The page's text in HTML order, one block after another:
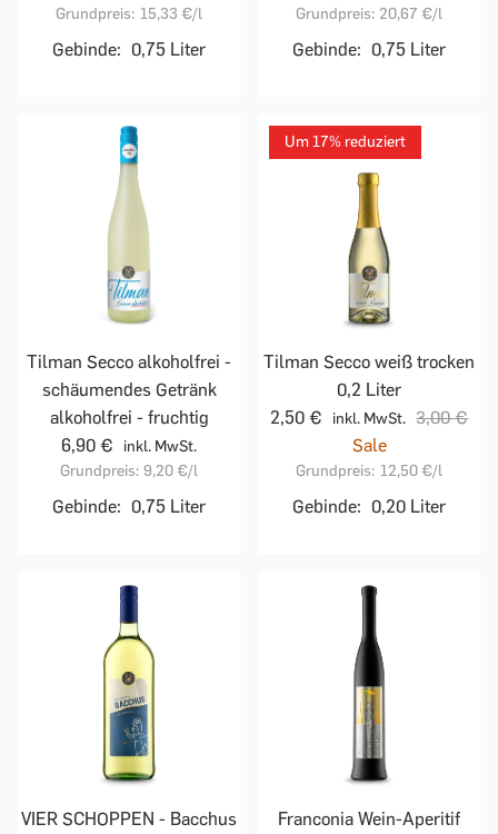
Grundpreis: 15,33 €/l
Gebinde: 0,75 Liter
Grundpreis: 20,67 €/l
Gebinde: 0,75 Liter
Tilman Secco alkoholfrei -
schäumendes Getränk
alkoholfrei - fruchtig
6,90 €
inkl. MwSt.
Grundpreis: 9,20 €/l
Gebinde: 0,75 Liter
Um 17% reduziert
Tilman Secco weiß trocken
0,2 Liter
2,50 €
inkl. MwSt. 3,00 €
Sale
Grundpreis: 12,50 €/l
Gebinde: 0,20 Liter
VIER SCHOPPEN - Bacchus
Franconia Wein-Aperitif